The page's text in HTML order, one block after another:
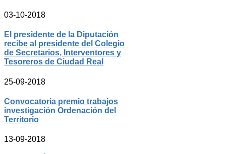
03-10-2018
El presidente de la Diputación
recibe al presidente del Colegio
de Secretarios, Interventores y
Tesoreros de Ciudad Real
25-09-2018
Convocatoria premio trabajos
investigación Ordenación del
Territorio
13-09-2018